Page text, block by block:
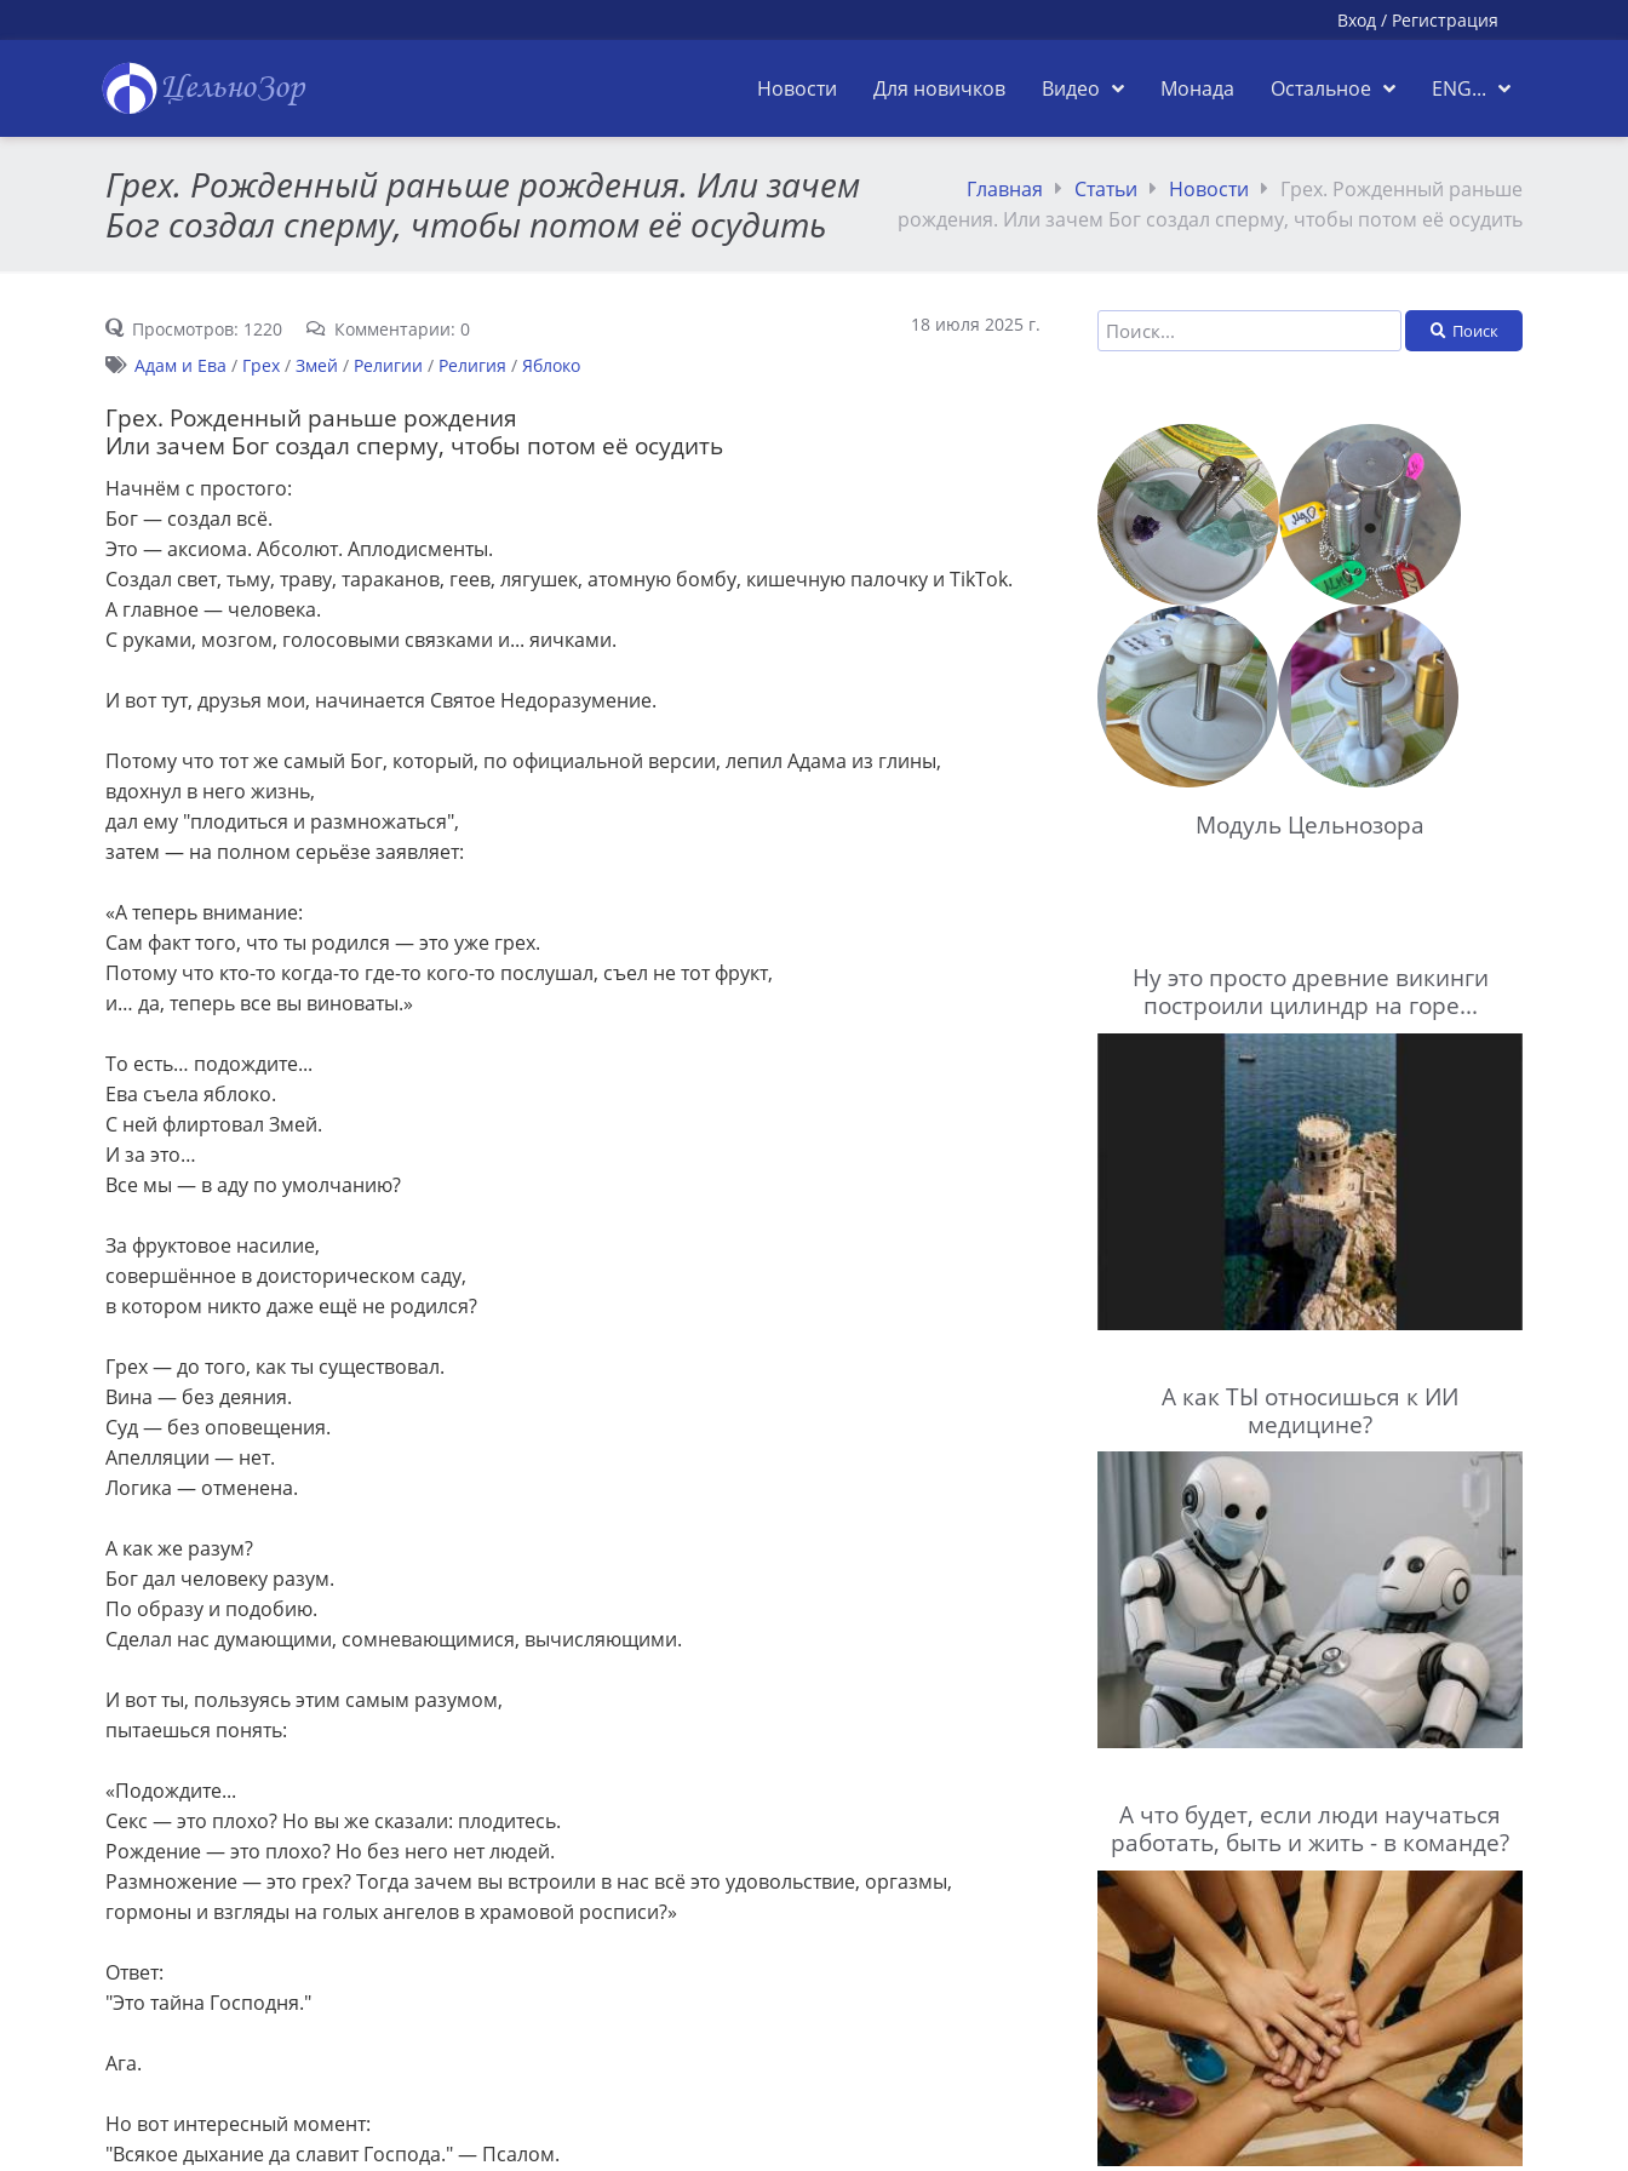
Вход / Регистрация
ЦельноЗор Новости Для новичков Видео Монада Остальное ENG...
Грех. Рожденный раньше рождения. Или зачем
Бог создал сперму, чтобы потом её осудить
Главная Статьи Новости
Грех. Рожденный раньше
рождения. Или зачем Бог создал сперму, чтобы потом её осудить
Просмотров: 1220 Комментарии: 0
18 июля 2025 г.
Адам и Ева / Грех/ Змей / Религии / Религия / Яблоко
Грех. Рожденный раньше рождения
Или зачем Бог создал сперму, чтобы потом её осудить
Начнём с простого:
Бог — создал всё.
Это — аксиома. Абсолют. Аплодисменты.
Создал свет, тьму, траву, тараканов, геев, лягушек, атомную бомбу, кишечную палочку и TikTok.
А главное — человека.
С руками, мозгом, голосовыми связками и... яичками.
И вот тут, друзья мои, начинается Святое Недоразумение.
Потому что тот же самый Бог, который, по официальной версии, лепил Адама из глины,
вдохнул в него жизнь,
дал ему "плодиться и размножаться",
затем — на полном серьёзе заявляет:
«А теперь внимание:
Сам факт того, что ты родился — это уже грех.
Потому что кто-то когда-то где-то кого-то послушал, съел не тот фрукт,
и… да, теперь все вы виноваты.»
То есть… подождите...
Ева съела яблоко.
С ней флиртовал Змей.
И за это…
Все мы — в аду по умолчанию?
За фруктовое насилие,
совершённое в доисторическом саду,
в котором никто даже ещё не родился?
Грех — до того, как ты существовал.
Вина — без деяния.
Суд — без оповещения.
Апелляции — нет.
Логика — отменена.
А как же разум?
Бог дал человеку разум.
По образу и подобию.
Сделал нас думающими, сомневающимися, вычисляющими.
И вот ты, пользуясь этим самым разумом,
пытаешься понять:
«Подождите...
Секс — это плохо? Но вы же сказали: плодитесь.
Рождение — это плохо? Но без него нет людей.
Размножение — это грех? Тогда зачем вы встроили в нас всё это удовольствие, оргазмы,
гормоны и взгляды на голых ангелов в храмовой росписи?»
Ответ:
"Это тайна Господня."
Ага.
Но вот интересный момент:
"Всякое дыхание да славит Господа." — Псалом.
Поиск
Модуль Цельнозора
Ну это просто древние викинги
построили цилиндр на горе...
А как ТЫ относишься к ИИ
медицине?
А что будет, если люди научаться
работать, быть и жить - в команде?